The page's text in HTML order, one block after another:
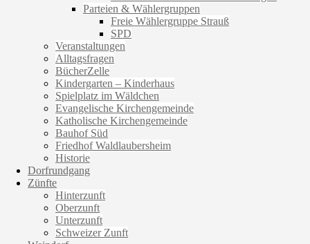
Parteien & Wählergruppen
Freie Wählergruppe Strauß
SPD
Veranstaltungen
Alltagsfragen
BücherZelle
Kindergarten – Kinderhaus
Spielplatz im Wäldchen
Evangelische Kirchengemeinde
Katholische Kirchengemeinde
Bauhof Süd
Friedhof Waldlaubersheim
Historie
Dorfrundgang
Zünfte
Hinterzunft
Oberzunft
Unterzunft
Schweizer Zunft